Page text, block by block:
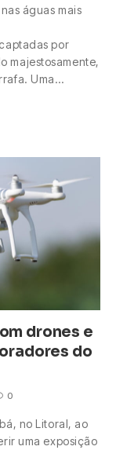
águas mais
por
majestosamente,
Uma…
drones e
do
0
no Litoral, ao
uma exposição